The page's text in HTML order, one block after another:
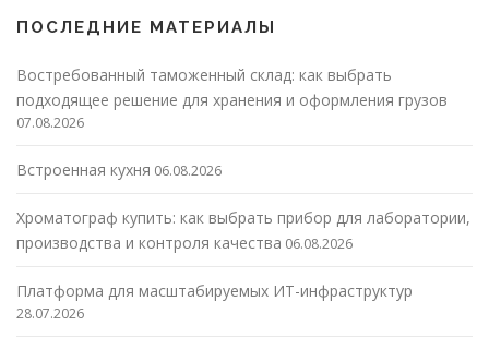
ПОСЛЕДНИЕ МАТЕРИАЛЫ
Востребованный таможенный склад: как выбрать
подходящее решение для хранения и оформления грузов
07.08.2026
Встроенная кухня 06.08.2026
Хроматограф купить: как выбрать прибор для лаборатории,
производства и контроля качества 06.08.2026
Платформа для масштабируемых ИТ-инфраструктур
28.07.2026